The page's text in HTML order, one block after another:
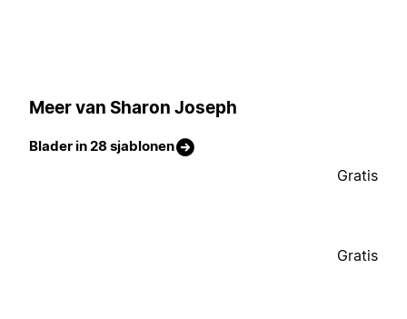
Meer van Sharon Joseph
Blader in 28 sjablonen
Gratis
Gratis